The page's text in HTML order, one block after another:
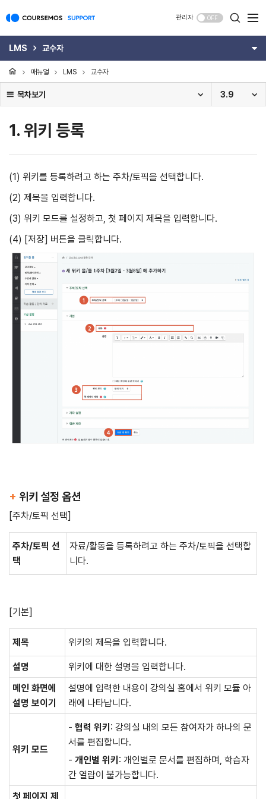
관리자 OFF
LMS 교수자
매뉴얼 LMS 교수자
목차보기 3.9
1. 위키 등록
(1) 위키를 등록하려고 하는 주차/토픽을 선택합니다.
(2) 제목을 입력합니다.
(3) 위키 모드를 설정하고, 첫 페이지 제목을 입력합니다.
(4) [저장] 버튼을 클릭합니다.
+ 위키 설정 옵션
[주차/토픽 선택]
주차/토픽 선
택
자료/활동을 등록하려고 하는 주차/토픽을 선택합
니다.
[기본]
제목 위키의 제목을 입력합니다.
설명
위키에 대한 설명을 입력합니다.
메인 화면에
설명 보이기
설명에 입력한 내용이 강의실 홈에서 위키 모듈 아
래에 나타납니다.
위키 모드
- 협력 위키 : 강의실 내의 모든 참여자가 하나의 문
서를 편집합니다.
- 개인별 위키 : 개인별로 문서를 편집하며, 학습자
간 열람이 불가능합니다.
첫 페이지 제